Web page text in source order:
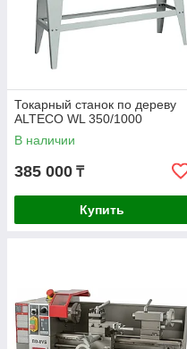
Токарный станок по дереву
ALTECO WL 350/1000
В наличии
385 000 ₸
Купить